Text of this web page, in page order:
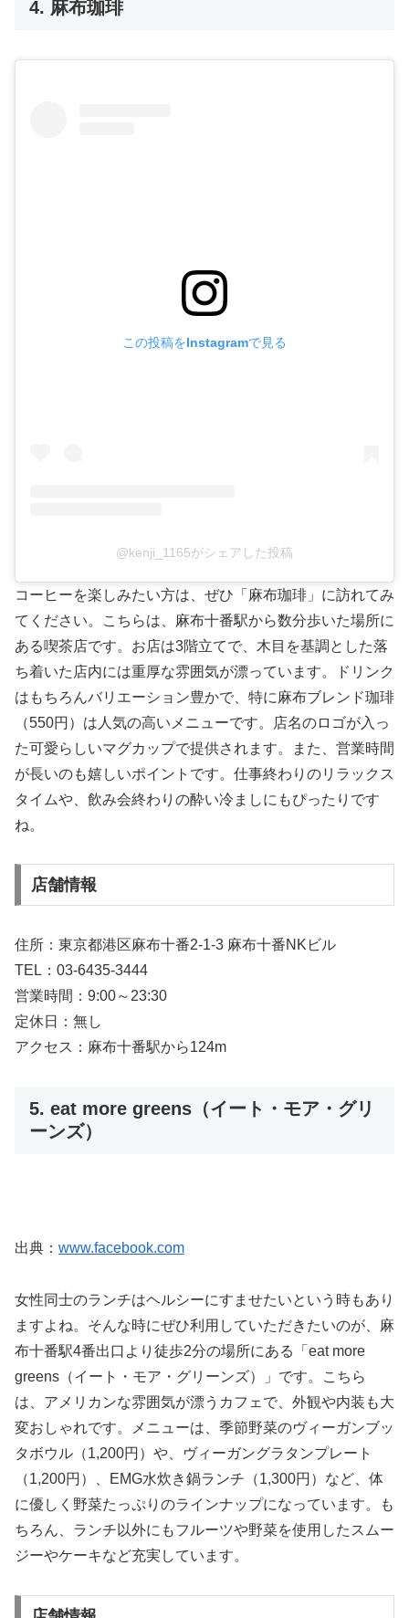
4. 麻布珈琲
この投稿をInstagramで見る
@kenji_1165がシェアした投稿
コーヒーを楽しみたい方は、ぜひ「麻布珈琲」に訪れてみ
てください。こちらは、麻布十番駅から数分歩いた場所に
ある喫茶店です。お店は3階立てで、木目を基調とした落
ち着いた店内には重厚な雰囲気が漂っています。ドリンク
はもちろんバリエーション豊かで、特に麻布ブレンド珈琲
（550円）は人気の高いメニューです。店名のロゴが入っ
た可愛らしいマグカップで提供されます。また、営業時間
が長いのも嬉しいポイントです。仕事終わりのリラックス
タイムや、飲み会終わりの酔い冷ましにもぴったりです
ね。
店舗情報
住所：東京都港区麻布十番2-1-3 麻布十番NKビル
TEL：03-6435-3444
営業時間：9:00～23:30
定休日：無し
アクセス：麻布十番駅から124m
5. eat more greens（イート・モア・グリ
ーンズ）
出典： www.facebook.com
女性同士のランチはヘルシーにすませたいという時もあり
ますよね。そんな時にぜひ利用していただきたいのが、麻
布十番駅4番出口より徒歩2分の場所にある「eat more
greens（イート・モア・グリーンズ）」です。こちら
は、アメリカンな雰囲気が漂うカフェで、外観や内装も大
変おしゃれです。メニューは、季節野菜のヴィーガンブッ
タボウル（1,200円）や、ヴィーガングラタンプレート
（1,200円）、EMG水炊き鍋ランチ（1,300円）など、体
に優しく野菜たっぷりのラインナップになっています。も
ちろん、ランチ以外にもフルーツや野菜を使用したスムー
ジーやケーキなど充実しています。